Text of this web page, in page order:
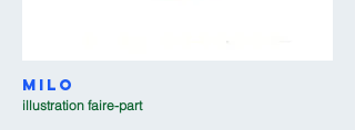
Milo
illustration faire-part